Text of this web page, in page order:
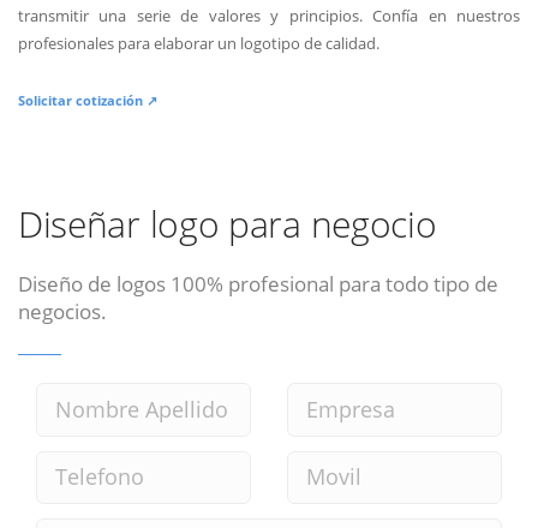
transmitir una serie de valores y principios. Confía en nuestros
profesionales para elaborar un logotipo de calidad.
Solicitar cotización ↗
Diseñar logo para negocio
Diseño de logos 100% profesional para todo tipo de
negocios.